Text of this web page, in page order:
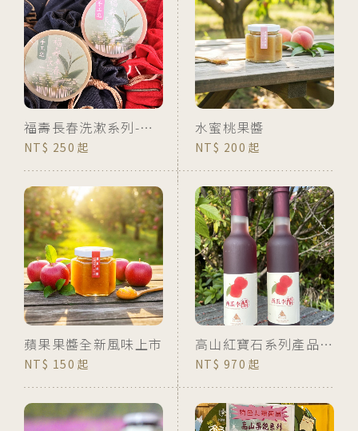
福壽長春洗漱系列-手工皂組
250
水蜜桃果醬
200
蘋果果醬全新風味上市
150
高山紅寶石系列產品~西瓜李醋
970